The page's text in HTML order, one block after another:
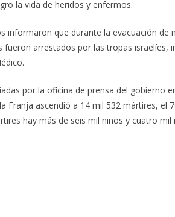
la vida de heridos y enfermos.
informaron que durante la evacuación de
fueron arrestados por las tropas israelíes,
por la oficina de prensa del gobierno
Franja ascendió a 14 mil 532 mártires, el
hay más de seis mil niños y cuatro mil